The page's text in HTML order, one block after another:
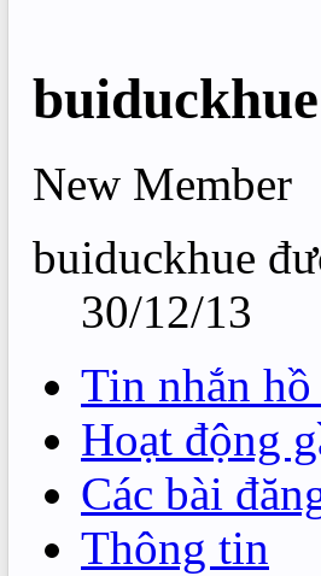
buiduckhue
New Member
buiduckhue
30/12/13
Tin nhắn hồ
Hoạt động
Các bài
Thông tin